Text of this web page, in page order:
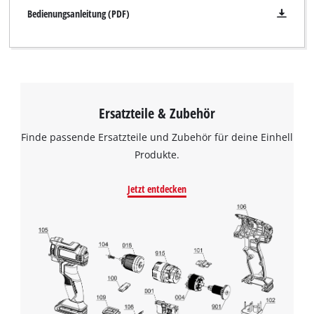
Bedienungsanleitung (PDF)
Ersatzteile & Zubehör
Finde passende Ersatzteile und Zubehör für deine Einhell
Produkte.
Jetzt entdecken